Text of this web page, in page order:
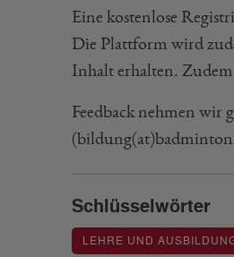
Eine kostenlose
Die Plattform wird
Inhalt erhalten.
Feedback nehmen wir
Schlüsselwörter
LEHRE UND